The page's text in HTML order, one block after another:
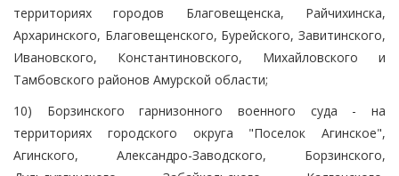
территориях городов Благовещенска, Райчихинска,
Архаринского, Благовещенского, Бурейского, Завитинского,
Ивановского, Константиновского, Михайловского и
Тамбовского районов Амурской области;
10) Борзинского гарнизонного военного суда - на
территориях городского округа "Поселок Агинское",
Агинского, Александро-Заводского, Борзинского,